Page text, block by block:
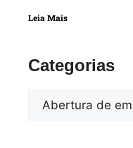
Leia Mais
Categorias